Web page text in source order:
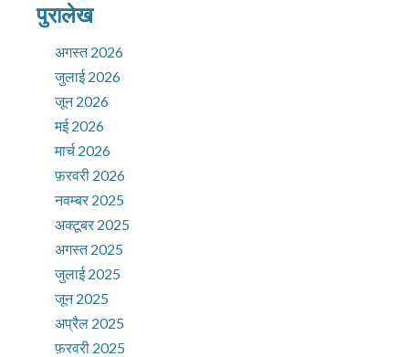
पुरालेख
अगस्त 2026
जुलाई 2026
जून 2026
मई 2026
मार्च 2026
फ़रवरी 2026
नवम्बर 2025
अक्टूबर 2025
अगस्त 2025
जुलाई 2025
जून 2025
अप्रैल 2025
फ़रवरी 2025